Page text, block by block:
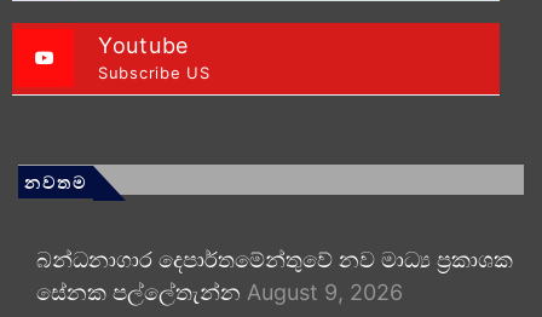
Youtube
Subscribe US
නවතම
බන්ධනාගාර දෙපාර්තමේන්තුවේ නව මාධ්‍ය ප්‍රකාශක
සේනක පල්ලේතැන්න August 9, 2026